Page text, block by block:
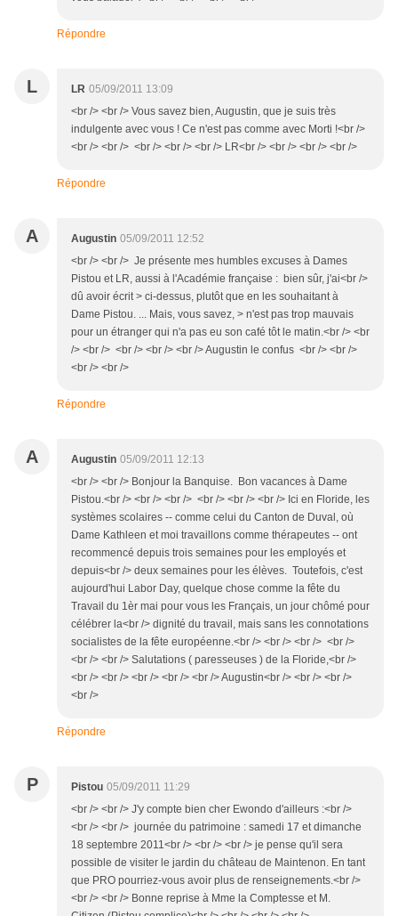
Répondre
L LR 05/09/2011 13:09
<br /> <br /> Vous savez bien, Augustin, que je suis très
indulgente avec vous ! Ce n'est pas comme avec Morti !<br />
<br /> <br /> <br /> <br /> <br /> LR<br /> <br /> <br /> <br />
Répondre
A Augustin 05/09/2011 12:52
<br /> <br /> Je présente mes humbles excuses à Dames
Pistou et LR, aussi à l'Académie française : bien sûr, j'ai<br />
dû avoir écrit > ci-dessus, plutôt que en les souhaitant à
Dame Pistou. ... Mais, vous savez, > n'est pas trop mauvais
pour un étranger qui n'a pas eu son café tôt le matin.<br /> <br
/> <br /> <br /> <br /> <br /> Augustin le confus <br /> <br />
<br /> <br />
Répondre
A Augustin 05/09/2011 12:13
<br /> <br /> Bonjour la Banquise. Bon vacances à Dame
Pistou.<br /> <br /> <br /> <br /> <br /> <br /> Ici en Floride, les
systèmes scolaires -- comme celui du Canton de Duval, où
Dame Kathleen et moi travaillons comme thérapeutes -- ont
recommencé depuis trois semaines pour les employés et
depuis<br /> deux semaines pour les élèves. Toutefois, c'est
aujourd'hui Labor Day, quelque chose comme la fête du
Travail du 1èr mai pour vous les Français, un jour chômé pour
célébrer la<br /> dignité du travail, mais sans les connotations
socialistes de la fête européenne.<br /> <br /> <br /> <br />
<br /> <br /> Salutations ( paresseuses ) de la Floride,<br />
<br /> <br /> <br /> <br /> <br /> Augustin<br /> <br /> <br />
<br />
Répondre
P Pistou 05/09/2011 11:29
<br /> <br /> J'y compte bien cher Ewondo d'ailleurs :<br />
<br /> <br /> journée du patrimoine : samedi 17 et dimanche
18 septembre 2011<br /> <br /> <br /> je pense qu'il sera
possible de visiter le jardin du château de Maintenon. En tant
que PRO pourriez-vous avoir plus de renseignements.<br />
<br /> <br /> Bonne reprise à Mme la Comptesse et M.